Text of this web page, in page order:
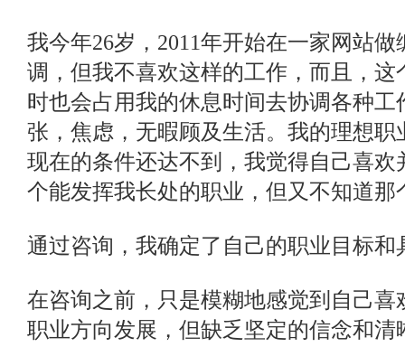
我今年26岁，2011年开始在一家网站
调，但我不喜欢这样的工作，而且，
时也会占用我的休息时间去协调各种
张，焦虑，无暇顾及生活。我的理想
现在的条件还达不到，我觉得自己喜
个能发挥我长处的职业，但又不知道那
通过咨询，我确定了自己的职业目标和
在咨询之前，只是模糊地感觉到自己
职业方向发展，但缺乏坚定的信念和